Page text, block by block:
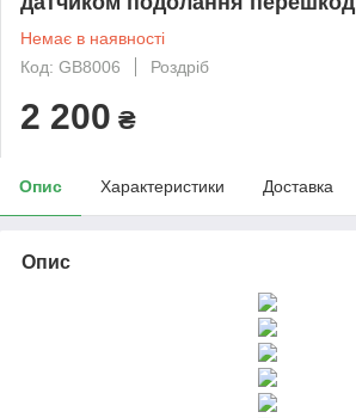
Немає в наявності
Код: GB8006
Роздріб
2 200 ₴
Опис Характеристики Доставка
Опис